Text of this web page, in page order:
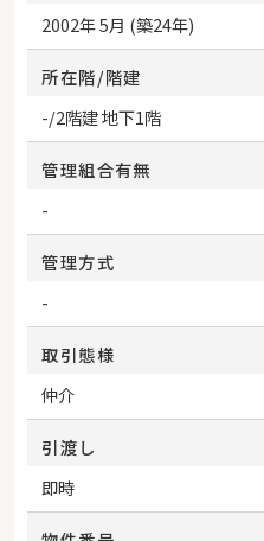
2002年 5月 (築24年)
所在階/階建
-/2階建 地下1階
管理組合有無
-
管理方式
-
取引態様
仲介
引渡し
即時